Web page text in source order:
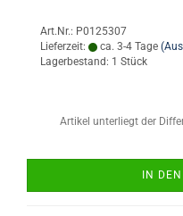
Art.Nr.: P0125307
Lieferzeit:
ca. 3-4 Tage
Lagerbestand: 1 Stück
Artikel unterliegt der
IN